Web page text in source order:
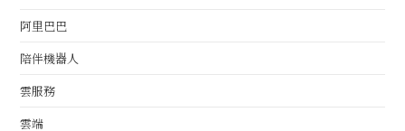
阿里巴巴
陪伴機器人
雲服務
雲端